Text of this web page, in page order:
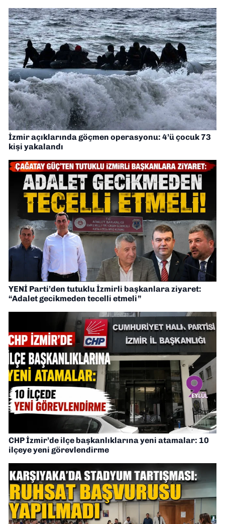
İzmir açıklarında göçmen operasyonu: 4’ü çocuk 73
kişi yakalandı
YENİ Parti’den tutuklu İzmirli başkanlara ziyaret:
“Adalet gecikmeden tecelli etmeli”
CHP İzmir’de ilçe başkanlıklarına yeni atamalar: 10
ilçeye yeni görevlendirme